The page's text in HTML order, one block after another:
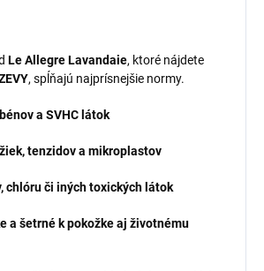
Le Allegre Lavandaie, ktoré nájdete
, spĺňajú najprísnejšie normy.
a SVHC látok
tenzidov a mikroplastov
chlóru či iných toxických látok
a šetrné k pokožke aj životnému